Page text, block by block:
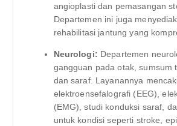
angioplasti dan pemasangan
Departemen ini juga
rehabilitasi jantung yang
Neurologi: Departemen
gangguan pada otak, sumsum
dan saraf. Layanannya
elektroensefalografi (EEG),
(EMG), studi konduksi saraf,
untuk kondisi seperti stroke,